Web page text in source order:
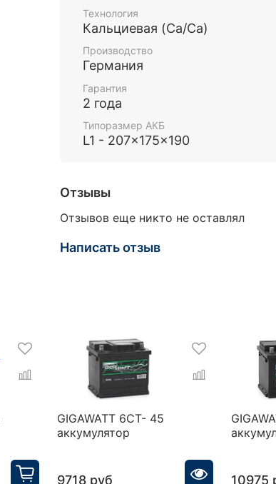
Технология
Кальциевая (Ca/Ca)
Производство
Германия
Гарантия
2 года
Типоразмер АКБ
L1 - 207x175x190
Отзывы
Отзывов еще никто не оставлял
Написать отзыв
GIGAWATT 6CT- 45
аккумулятор
9718 руб 10975